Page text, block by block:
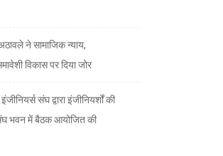
ने सामाजिक न्याय,
विकास पर दिया जोर
संघ द्वारा इंजीनियर्शों की
भवन में बैठक आयोजित की